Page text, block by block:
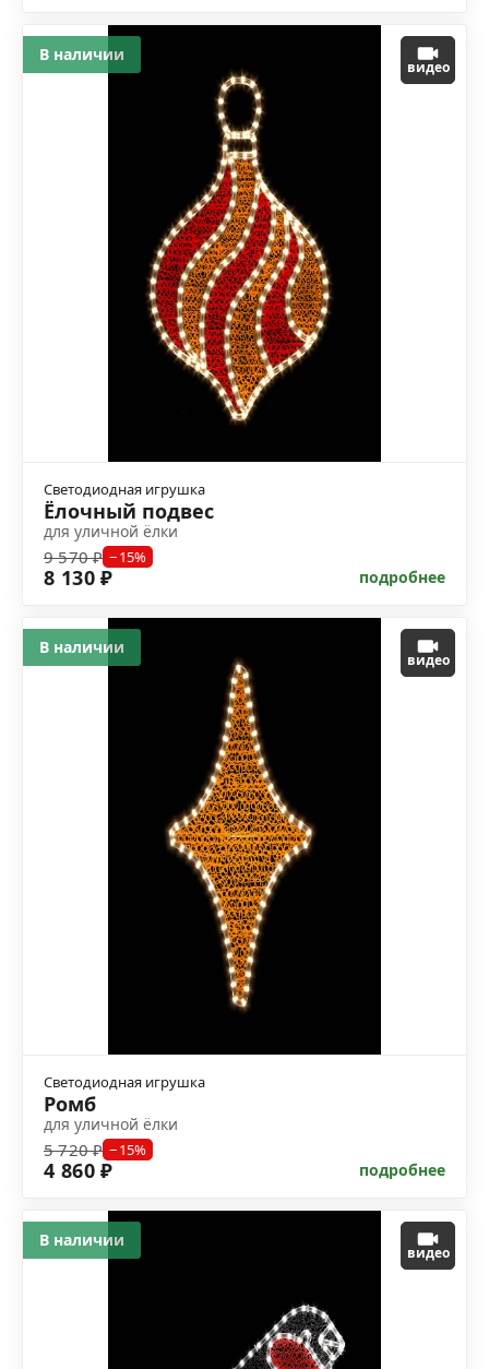
видео
Светодиодная игрушка
Ёлочный подвес
для уличной ёлки
9 570 ₽ −15%
8 130 ₽ подробнее
В наличии
видео
Светодиодная игрушка
Ромб
для уличной ёлки
5 720 ₽ −15%
4 860 ₽ подробнее
В наличии
видео
В наличии